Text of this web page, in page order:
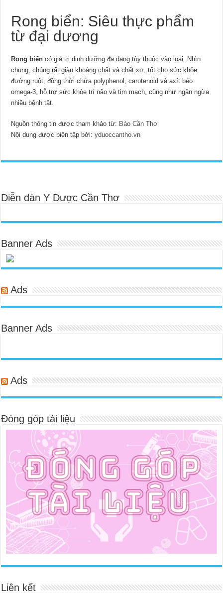
Rong biển: Siêu thực phẩm
từ đại dương
Rong biển có giá trị dinh dưỡng đa dạng tùy thuộc vào loại. Nhìn
chung, chúng rất giàu khoáng chất và chất xơ, tốt cho sức khỏe
đường ruột, đồng thời chứa polyphenol, carotenoid và axít béo
omega-3, hỗ trợ sức khỏe trí não và tim mạch, cũng như ngăn ngừa
nhiều bệnh tật.
Nguồn thông tin được tham khảo từ: Báo Cần Thơ
Nội dung được biên tập bởi:yduoccantho.vn
Diễn đàn Y Dược Cần Thơ
Banner Ads
Ads
Banner Ads
Ads
Đóng góp tài liệu
Liên kết